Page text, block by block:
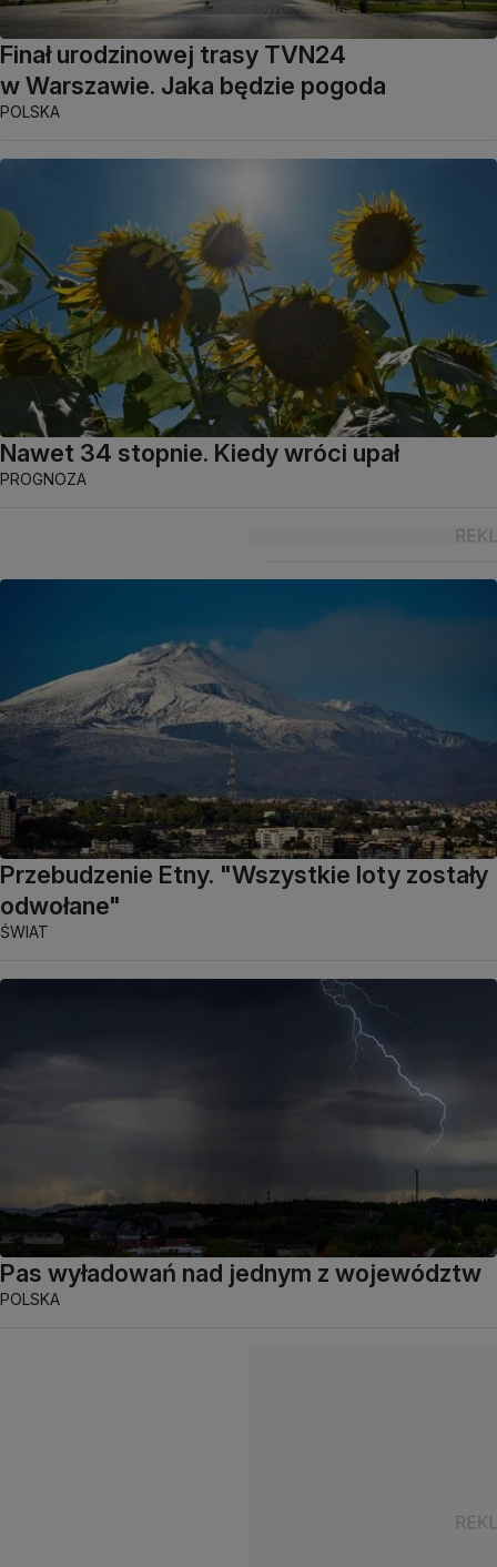
Finał urodzinowej trasy TVN24
w Warszawie. Jaka będzie pogoda
POLSKA
Nawet 34 stopnie. Kiedy wróci upał
PROGNOZA
Przebudzenie Etny. "Wszystkie loty zostały
odwołane"
ŚWIAT
Pas wyładowań nad jednym z województw
POLSKA